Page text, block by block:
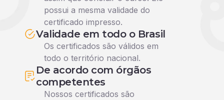
possui a mesma validade do
certificado impresso.
Validade em todo o Brasil
Os certificados são válidos em
todo o território nacional.
De acordo com órgãos
competentes
Nossos certificados são